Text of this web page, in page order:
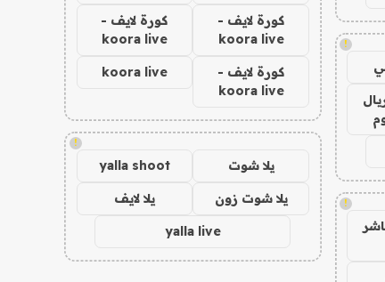
!
!
كورة لايف -
koora live
كورة لايف -
koora live
كورة لايف -
koora live
koora live
!
يلا شوت yalla shoot
يلا شوت زون يلا لايف
yalla live